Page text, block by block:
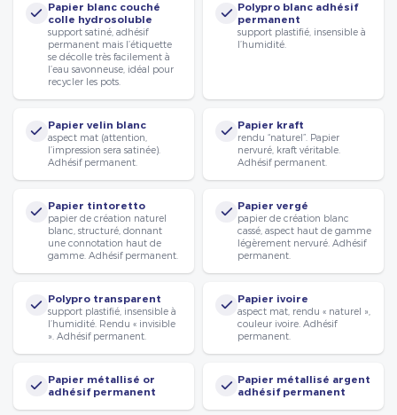
Papier blanc couché
colle hydrosoluble
support satiné, adhésif
permanent mais l’étiquette
se décolle très facilement à
l’eau savonneuse, idéal pour
recycler les pots.
Polypro blanc adhésif
permanent
support plastifié, insensible à
l’humidité.
Papier velin blanc
aspect mat (attention,
l’impression sera satinée).
Adhésif permanent.
Papier kraft
rendu “naturel”. Papier
nervuré, kraft véritable.
Adhésif permanent.
Papier tintoretto
papier de création naturel
blanc, structuré, donnant
une connotation haut de
gamme. Adhésif permanent.
Papier vergé
papier de création blanc
cassé, aspect haut de gamme
légèrement nervuré. Adhésif
permanent.
Polypro transparent
support plastifié, insensible à
l’humidité. Rendu « invisible
». Adhésif permanent.
Papier ivoire
aspect mat, rendu « naturel »,
couleur ivoire. Adhésif
permanent.
Papier métallisé or
adhésif permanent
Papier métallisé argent
adhésif permanent